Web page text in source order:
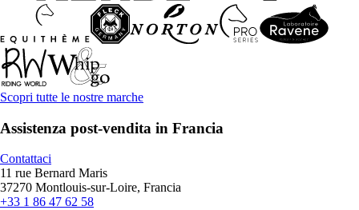
Scopri tutte le nostre marche
Assistenza post-vendita in Francia
Contattaci
11 rue Bernard Maris
37270 Montlouis-sur-Loire, Francia
+33 1 86 47 62 58